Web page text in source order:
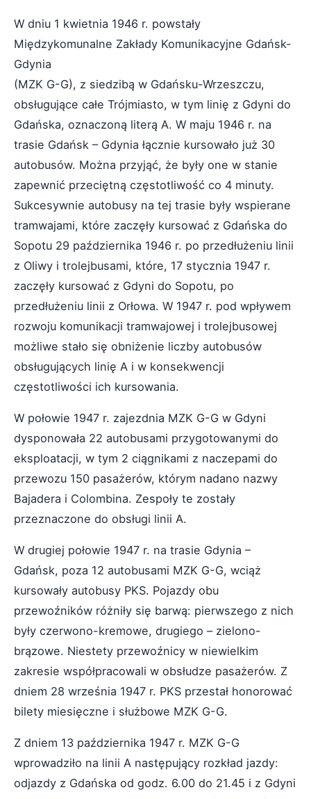
W dniu 1 kwietnia 1946 r. powstały
Międzykomunalne Zakłady Komunikacyjne Gdańsk-
Gdynia
(MZK G-G), z siedzibą w Gdańsku-Wrzeszczu,
obsługujące całe Trójmiasto, w tym linię z Gdyni do
Gdańska, oznaczoną literą A. W maju 1946 r. na
trasie Gdańsk – Gdynia łącznie kursowało już 30
autobusów. Można przyjąć, że były one w stanie
zapewnić przeciętną częstotliwość co 4 minuty.
Sukcesywnie autobusy na tej trasie były wspierane
tramwajami, które zaczęły kursować z Gdańska do
Sopotu 29 października 1946 r. po przedłużeniu linii
z Oliwy i trolejbusami, które, 17 stycznia 1947 r.
zaczęły kursować z Gdyni do Sopotu, po
przedłużeniu linii z Orłowa. W 1947 r. pod wpływem
rozwoju komunikacji tramwajowej i trolejbusowej
możliwe stało się obniżenie liczby autobusów
obsługujących linię A i w konsekwencji
częstotliwości ich kursowania.
W połowie 1947 r. zajezdnia MZK G-G w Gdyni
dysponowała 22 autobusami przygotowanymi do
eksploatacji, w tym 2 ciągnikami z naczepami do
przewozu 150 pasażerów, którym nadano nazwy
Bajadera i Colombina. Zespoły te zostały
przeznaczone do obsługi linii A.
W drugiej połowie 1947 r. na trasie Gdynia –
Gdańsk, poza 12 autobusami MZK G-G, wciąż
kursowały autobusy PKS. Pojazdy obu
przewoźników różniły się barwą: pierwszego z nich
były czerwono-kremowe, drugiego – zielono-
brązowe. Niestety przewoźnicy w niewielkim
zakresie współpracowali w obsłudze pasażerów. Z
dniem 28 września 1947 r. PKS przestał honorować
bilety miesięczne i służbowe MZK G-G.
Z dniem 13 października 1947 r. MZK G-G
wprowadziło na linii A następujący rozkład jazdy:
odjazdy z Gdańska od godz. 6.00 do 21.45 i z Gdyni